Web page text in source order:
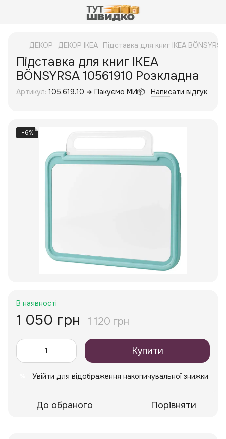
ДЕКОР ДЕКОР IKEA Підставка для книг IKEA
Підставка для книг IKEA
BÖNSYRSA 10561910 Розкладна
Артикул: 105.619.10 ➜ Пакуємо МИ📦 Написати відгук
−6%
В наявності
1 050 грн 1 120 грн
Купити
Увійти для відображення накопичувальної знижки
До обраного Порівняти